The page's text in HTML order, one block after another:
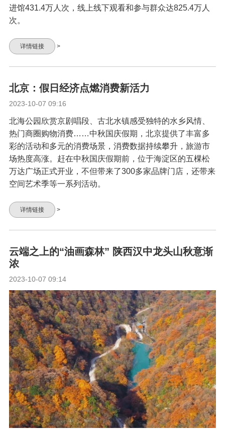
进馆431.4万人次，线上线下观看和参与群众达825.4万人
次。
详情链接 >
北京：假日经济点燃消费新活力
2023-10-07 09:16
北海公园欣赏京剧唱段、古北水镇感受独特的水乡风情、
热门商圈购物消费……中秋国庆假期，北京提供了丰富多
彩的活动和多元的消费场景，消费数据持续攀升，旅游市
场热度高涨。赶在中秋国庆假期前，位于海淀区的五棵松
万达广场正式开业，不但带来了300多家品牌门店，还带来
空间艺术季等一系列活动。
详情链接 >
云端之上的“油画森林” 陕西汉中龙头山秋意渐
浓
2023-10-07 09:14